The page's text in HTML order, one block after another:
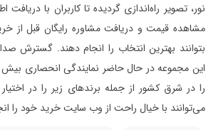
نور، تصویر راه‌اندازی گردیده تا کاربران با
مشاهده قیمت و دریافت مشاوره رایگان قبل از
بتوانند بهترین انتخاب را انجام دهند. گسترش صدا
را در شرق کشور از جمله برندهای زیر را در
می‌توانند با خیال راحت از وب سایت خرید خود را